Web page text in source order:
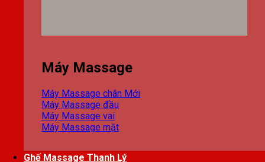
Máy Massage
Máy Massage chân
Máy Massage đầu
Máy Massage vai
Máy Massage mặt
Ghế Massage Thanh Lý